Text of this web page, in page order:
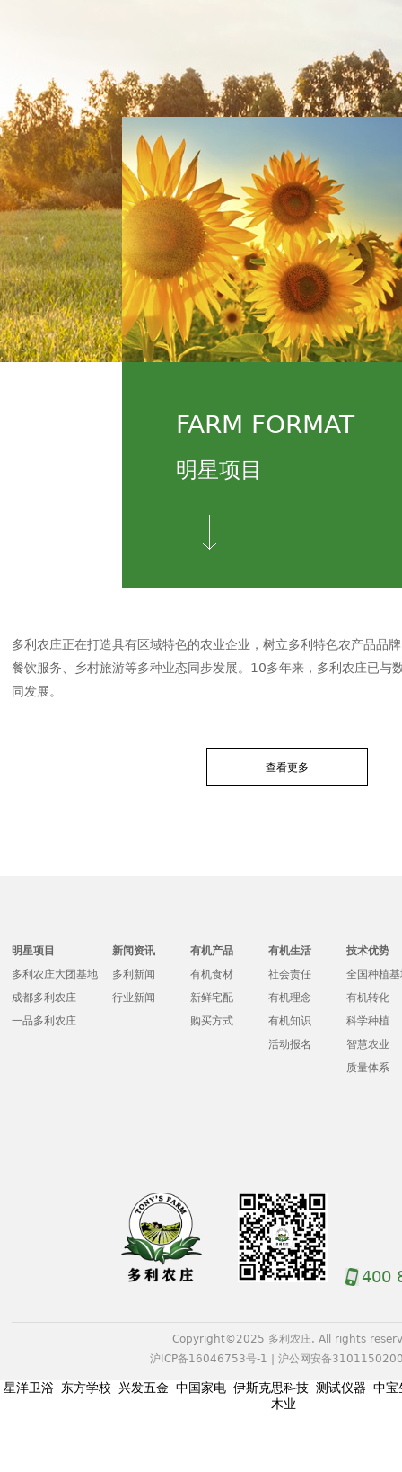
FARM FORMAT
明星项目
多利农庄正在打造具有区域特色的农业企业，树立多利特色农产品品
餐饮服务、乡村旅游等多种业态同步发展。10多年来，多利农庄已与
同发展。
查看更多
明星项目
多利农庄大团基地
成都多利农庄
一品多利农庄
新闻资讯
多利新闻
行业新闻
有机产品
有机食材
新鲜宅配
购买方式
有机生活
社会责任
有机理念
有机知识
活动报名
技术优势
全国种植
有机转化
科学种植
智慧农业
质量体系
400
Copyright©2025 多利农庄. All rights
沪ICP备16046753号-1
沪公网安备
星洋卫浴 东方学校 兴发五金 中国家电 伊斯克思科技 测试仪器 中宝
木业